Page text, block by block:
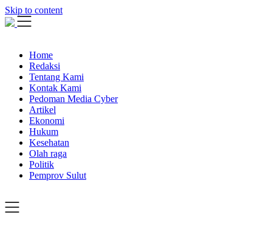
Skip to content
Home
Redaksi
Tentang Kami
Kontak Kami
Pedoman Media Cyber
Artikel
Ekonomi
Hukum
Kesehatan
Olah raga
Politik
Pemprov Sulut